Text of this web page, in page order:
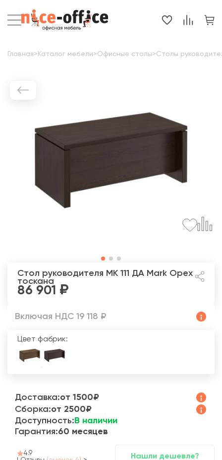
Главная> Каталог мебели>Офисные столы>Столы
Стол руководителя МК 111 ДА Mark Орех
тоскана
86 901
Включая НДС 19 118 ₽
Цвет фабрик:
Доставка:от 1500₽
Сборка:от 2500₽
Доступность: В наличии
Гарантия:60 месяцев
4.9
Нашли дешевле?